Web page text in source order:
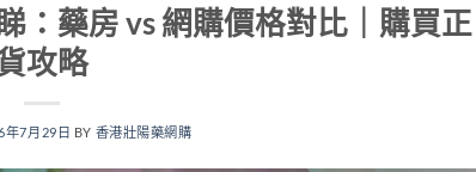
：藥房 vs 網購價格對比｜購買正
攻略
年7月29日 BY 香港壯陽藥網購